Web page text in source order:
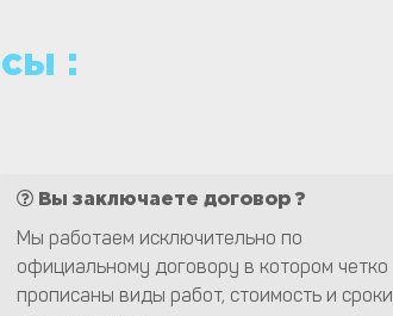
:
Вы заключаете договор ?
Мы работаем исключительно по
официальному договору в котором четко
прописаны виды работ, стоимость и сроки